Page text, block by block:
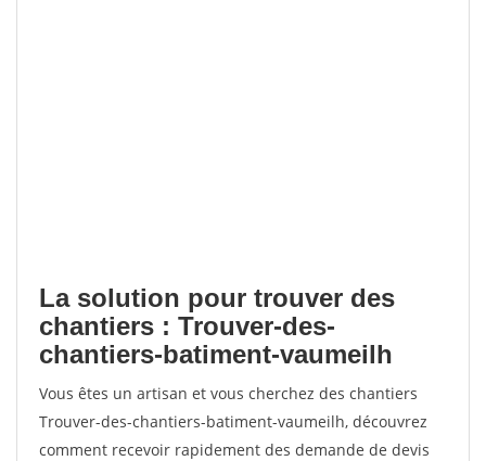
La solution pour trouver des
chantiers : Trouver-des-
chantiers-batiment-vaumeilh
Vous êtes un artisan et vous cherchez des chantiers
Trouver-des-chantiers-batiment-vaumeilh, découvrez
comment recevoir rapidement des demande de devis